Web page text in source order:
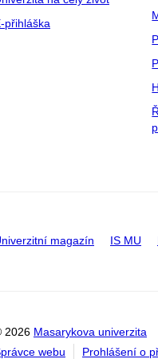
přihláška
magazín IS MU
2026 Masarykova univerzita
webu
Prohlášení o